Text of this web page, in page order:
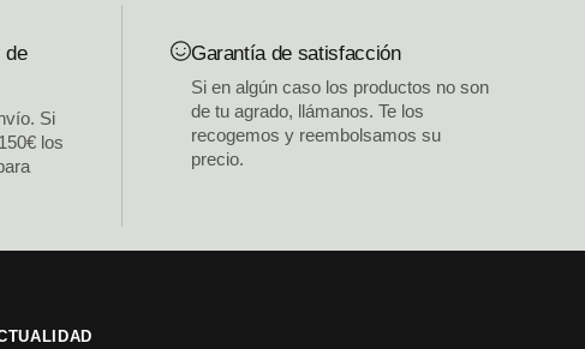
de
Si
los
Garantía de satisfacción
Si en algún caso los productos no son
de tu agrado, llámanos. Te los
recogemos y reembolsamos su
precio.